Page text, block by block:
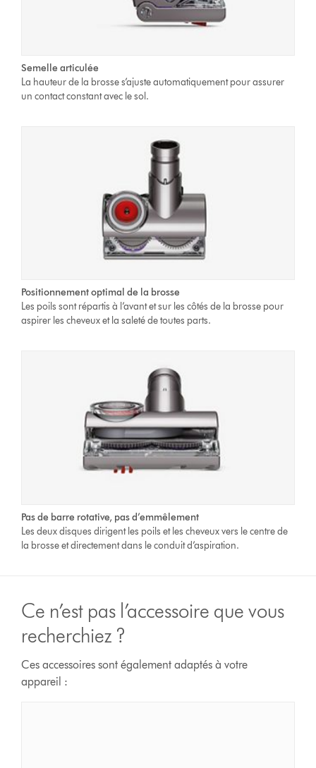
Semelle articulée
La hauteur de la brosse s’ajuste automatiquement pour assurer
un contact constant avec le sol.
Positionnement optimal de la brosse
Les poils sont répartis à l’avant et sur les côtés de la brosse pour
aspirer les cheveux et la saleté de toutes parts.
Pas de barre rotative, pas d’emmêlement
Les deux disques dirigent les poils et les cheveux vers le centre de
la brosse et directement dans le conduit d’aspiration.
Ce n’est pas l’accessoire que vous
recherchiez ?
Ces accessoires sont également adaptés à votre
appareil :